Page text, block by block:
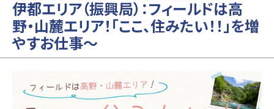
伊都エリア（振興局）：フィールドは高
野・山麓エリア！「ここ、住みたい！！」を増
やすお仕事～